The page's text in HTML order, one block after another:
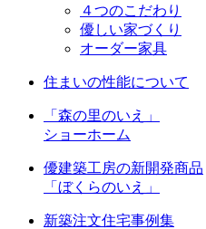
４つのこだわり
優しい家づくり
オーダー家具
住まいの性能について
「森の里のいえ」
ショーホーム
優建築工房の新開発商品
「ぼくらのいえ」
新築注文住宅事例集